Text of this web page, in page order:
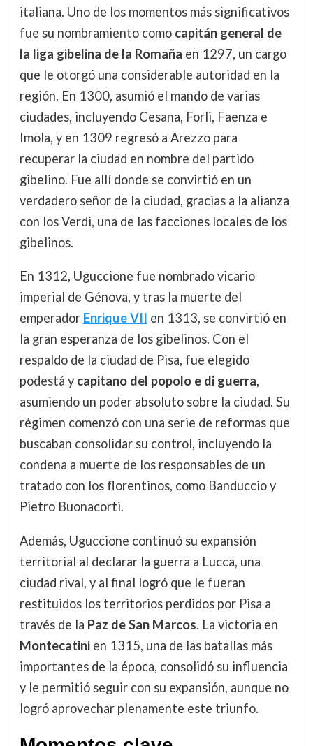
italiana. Uno de los momentos más significativos
fue su nombramiento como capitán general de
la liga gibelina de la Romaña en 1297, un cargo
que le otorgó una considerable autoridad en la
región. En 1300, asumió el mando de varias
ciudades, incluyendo Cesana, Forli, Faenza e
Imola, y en 1309 regresó a Arezzo para
recuperar la ciudad en nombre del partido
gibelino. Fue allí donde se convirtió en un
verdadero señor de la ciudad, gracias a la alianza
con los Verdi, una de las facciones locales de los
gibelinos.
En 1312, Uguccione fue nombrado vicario
imperial de Génova, y tras la muerte del
emperador Enrique VII en 1313, se convirtió en
la gran esperanza de los gibelinos. Con el
respaldo de la ciudad de Pisa, fue elegido
podestá y capitano del popolo e di guerra,
asumiendo un poder absoluto sobre la ciudad. Su
régimen comenzó con una serie de reformas que
buscaban consolidar su control, incluyendo la
condena a muerte de los responsables de un
tratado con los florentinos, como Banduccio y
Pietro Buonacorti.
Además, Uguccione continuó su expansión
territorial al declarar la guerra a Lucca, una
ciudad rival, y al final logró que le fueran
restituidos los territorios perdidos por Pisa a
través de la Paz de San Marcos. La victoria en
Montecatinien 1315, una de las batallas más
importantes de la época, consolidó su influencia
y le permitió seguir con su expansión, aunque no
logró aprovechar plenamente este triunfo.